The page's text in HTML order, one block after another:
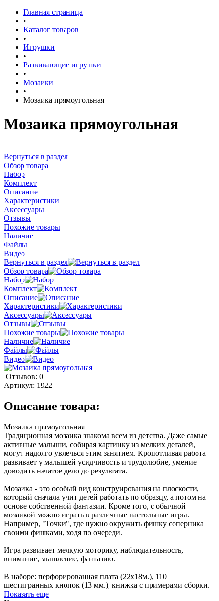
Главная страница
•
Каталог товаров
•
Игрушки
•
Развивающие игрушки
•
Мозаики
•
Мозаика прямоугольная
Мозаика прямоугольная
Вернуться в раздел
Обзор товара
Набор
Комплект
Описание
Характеристики
Аксессуары
Отзывы
Похожие товары
Наличие
Файлы
Видео
Вернуться в раздел
Обзор товара
Набор
Комплект
Описание
Характеристики
Аксессуары
Отзывы
Похожие товары
Наличие
Файлы
Видео
Отзывов: 0
Артикул: 1922
Описание товара:
Мозаика прямоугольная
Традиционная мозаика знакома всем из детства. Даже самые
активные малыши, собирая картинку из мелких деталей,
могут надолго увлечься этим занятием. Кропотливая работа
развивает у малышей усидчивость и трудолюбие, умение
доводить начатое дело до результата.
Мозаика - это особый вид конструирования на плоскости,
который сначала учит детей работать по образцу, а потом на
основе собственной фантазии. Кроме того, с обычной
мозаикой можно играть в различные настольные игры.
Например, "Точки", где нужно окружить фишку соперника
своими фишками, ходя по очереди.
Игра развивает мелкую моторику, наблюдательность,
внимание, мышление, фантазию.
В наборе: перфорированная плата (22х18м.), 110
шестигранных кнопок (13 мм.), книжка с примерами сборки.
Показать еще